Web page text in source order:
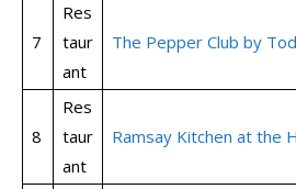
7
Res
taur
ant
The Pepper Club by
8
Res
taur
ant
Ramsay Kitchen at the